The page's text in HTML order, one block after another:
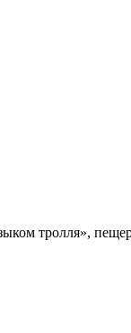
тролля»,